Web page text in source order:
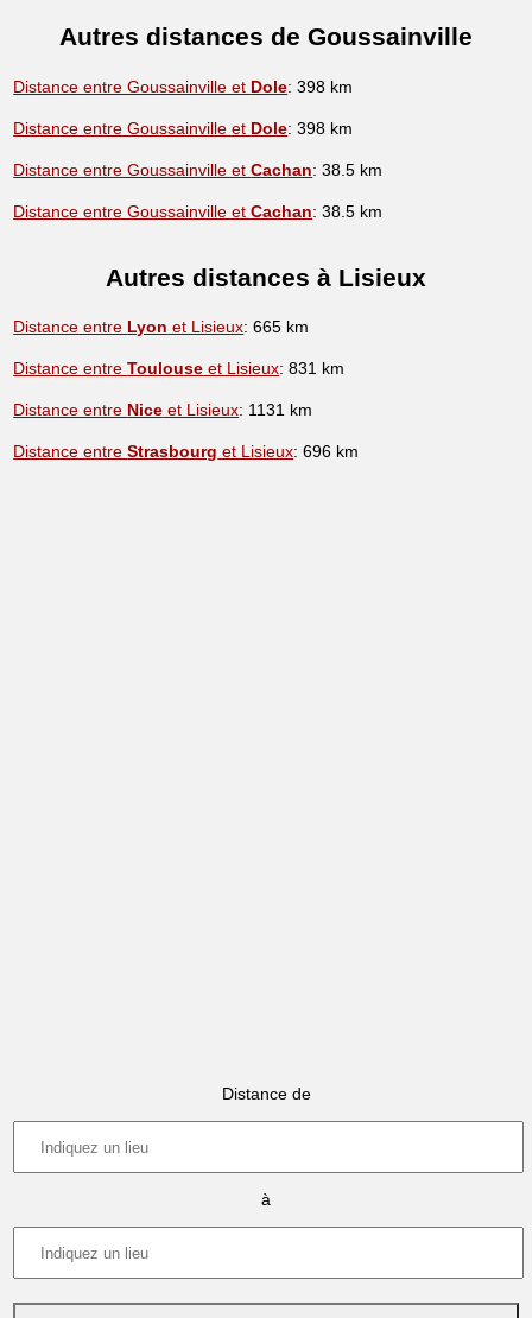
Autres distances de Goussainville
Distance entre Goussainville et Dole: 398 km
Distance entre Goussainville et Dole: 398 km
Distance entre Goussainville etCachan: 38.5 km
Distance entre Goussainville etCachan: 38.5 km
Autres distances à Lisieux
Distance entre Lyon et Lisieux: 665 km
Distance entreToulouse et Lisieux: 831 km
Distance entre Nice et Lisieux: 1131 km
Distance entreStrasbourg et Lisieux: 696 km
Distance de
à